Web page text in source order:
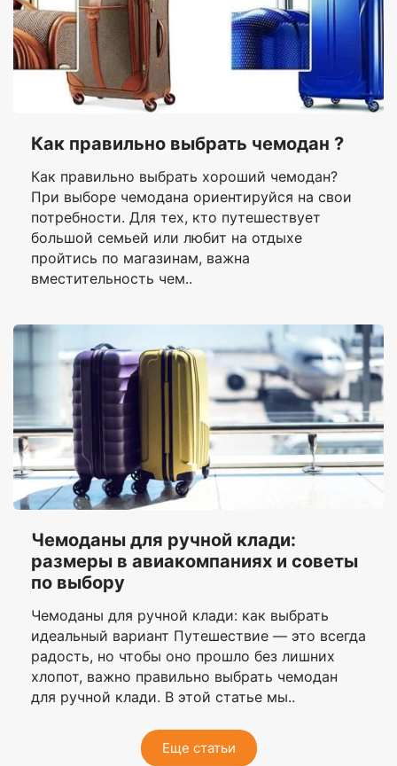
Как правильно выбрать чемодан ?
Как правильно выбрать хороший чемодан?
При выборе чемодана ориентируйся на свои
потребности. Для тех, кто путешествует
большой семьей или любит на отдыхе
пройтись по магазинам, важна
вместительность чем..
Чемоданы для ручной клади:
размеры в авиакомпаниях и советы
по выбору
Чемоданы для ручной клади: как выбрать
идеальный вариант Путешествие — это всегда
радость, но чтобы оно прошло без лишних
хлопот, важно правильно выбрать чемодан
для ручной клади. В этой статье мы..
Еще статьи